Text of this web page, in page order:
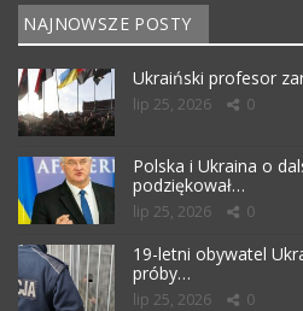
NAJNOWSZE POSTY
Ukraiński profesor
lip 25, 2026 0
Polska i Ukraina o
podziękował…
lip 25, 2026 0
19-letni obywatel
próby…
lip 25, 2026 0